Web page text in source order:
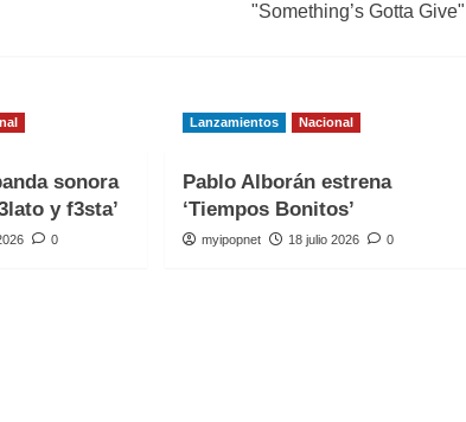
"Something’s Gotta Give"
sonora
y f3sta’
0
Lanzamientos Nacional
Pablo Alborán estrena
‘Tiempos Bonitos’
myipopnet 18 julio 2026 0